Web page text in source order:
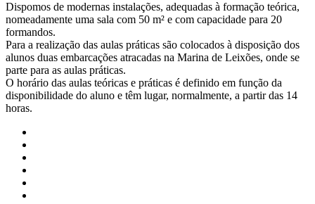
Dispomos de modernas instalações, adequadas à formação teórica,
nomeadamente uma sala com 50 m² e com capacidade para 20
formandos.
Para a realização das aulas práticas são colocados à disposição dos
alunos duas embarcações atracadas na Marina de Leixões, onde se
parte para as aulas práticas.
O horário das aulas teóricas e práticas é definido em função da
disponibilidade do aluno e têm lugar, normalmente, a partir das 14
horas.